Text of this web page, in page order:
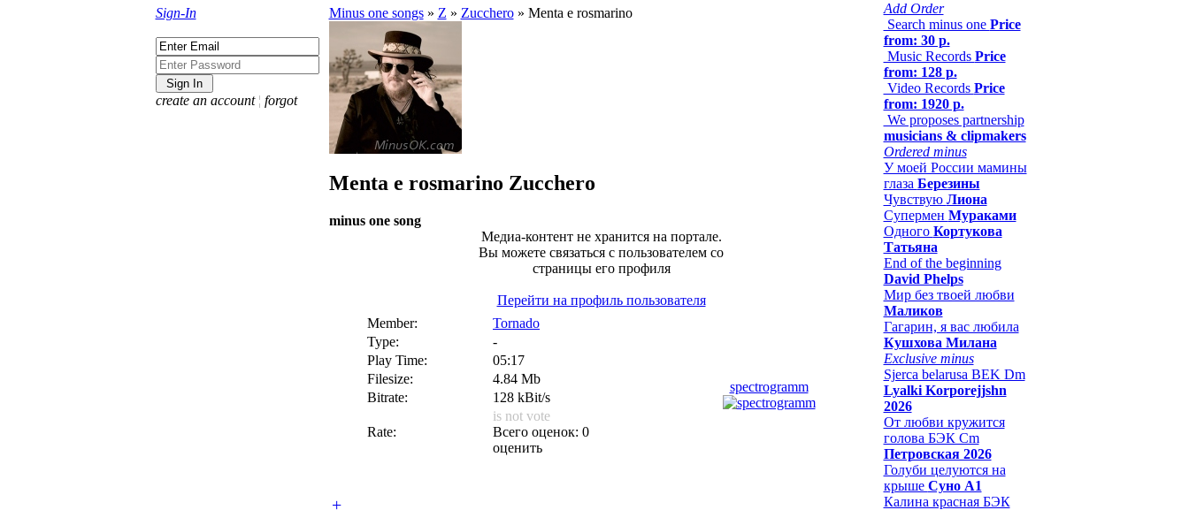
Sign-In
create an account ¦ forgot
Minus one songs» Z » Zucchero» Menta e rosmarino
Menta e rosmarino Zucchero
minus one song
Медиа-контент не хранится на портале.
Вы можете связаться с пользователем со
страницы его профиля
Перейти на профиль пользователя
Member:
Tornado
Type:
-
spectrogramm
Play Time:
05:17
Filesize:
4.84 Mb
Bitrate:
128 kBit/s
Rate:
is not vote
Всего оценок: 0
оценить
+
Add Order
Search minus one Price
from: 30 р.
Music Records Price
from: 128 р.
Video Records Price
from: 1920 р.
We proposes partnership
musicians & clipmakers
Ordered minus
У моей России мамины
глаза Березины
Чувствую Лиона
Супермен Мураками
Одного Кортукова
Татьяна
End of the beginning
David Phelps
Мир без твоей любви
Маликов
Гагарин, я вас любила
Кушхова Милана
Exclusive minus
Sjerca belarusa BEK Dm
Lyalki Korporejjshn
2026
От любви кружится
голова БЭК Cm
Петровская 2026
Голуби целуются на
крыше Суно А1
Калина красная БЭК